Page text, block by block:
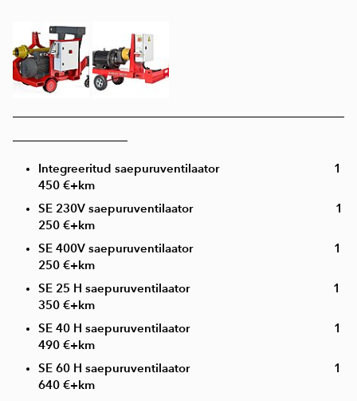
Integreeritud saepuruventilaator 1
450 €+km
SE 230V saepuruventilaator 1
250 €+km
SE 400V saepuruventilaator 1
250 €+km
SE 25 H saepuruventilaator 1
350 €+km
SE 40 H saepuruventilaator 1
490 €+km
SE 60 H saepuruventilaator 1
640 €+km